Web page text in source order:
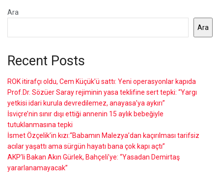
Ara
Ara
Recent Posts
ROK itirafçı oldu, Cem Küçük’ü sattı: Yeni operasyonlar kapıda
Prof.Dr. Sözüer Saray rejiminin yasa teklifine sert tepki: “Yargı
yetkisi idari kurula devredilemez, anayasa’ya aykırı”
İsviçre’nin sınır dışı ettiği annenin 15 aylık bebeğiyle
tutuklanmasına tepki
İsmet Özçelik’in kızı:“Babamın Malezya’dan kaçırılması tarifsiz
acılar yaşattı ama sürgün hayatı bana çok kapı açtı”
AKP’li Bakan Akın Gürlek, Bahçeli’ye: “Yasadan Demirtaş
yararlanamayacak”